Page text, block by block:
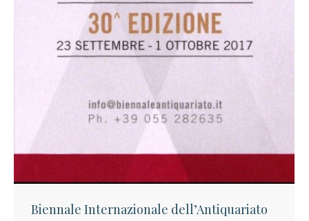
Biennale Internazionale dell’Antiquariato